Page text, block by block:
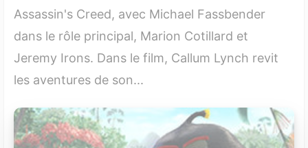
Assassin's Creed, avec Michael Fassbender
dans le rôle principal, Marion Cotillard et
Jeremy Irons. Dans le film, Callum Lynch revit
les aventures de son...